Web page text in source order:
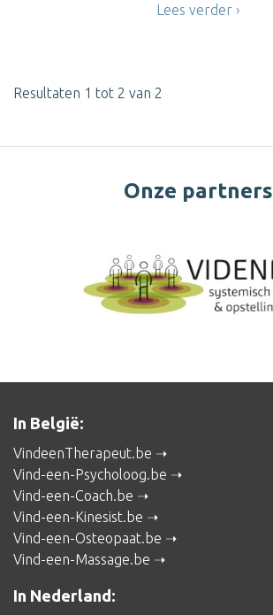
Lees verder
Resultaten 1 tot 2 van 2
Onze partners
In België:
VindeenTherapeut.be
Vind-een-Psycholoog.be
Vind-een-Coach.be
Vind-een-Kinesist.be
Vind-een-Osteopaat.be
Vind-een-Massage.be
In Nederland: